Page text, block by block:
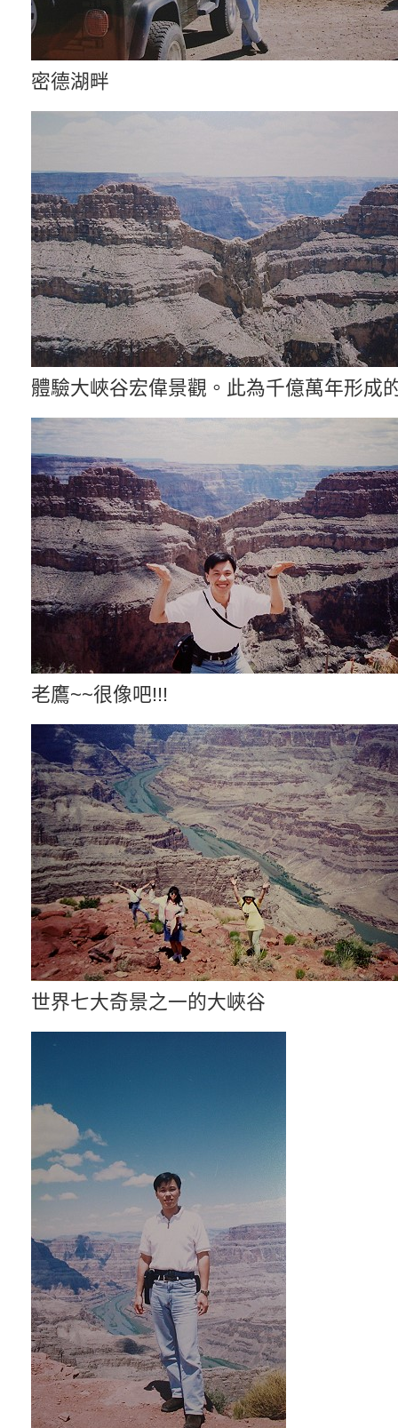
密德湖畔
體驗大峽谷宏偉景觀。此為千億萬年形成
老鷹~~很像吧!!!
世界七大奇景之一的大峽谷